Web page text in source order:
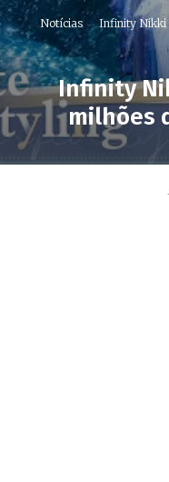
Notícias Infinity Nikki
Infinity
milhões